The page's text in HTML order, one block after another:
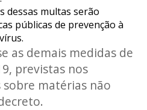
dessas multas serão
públicas de prevenção à
as demais medidas de
previstas nos
matérias não